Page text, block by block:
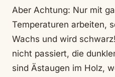
Aber Achtung: Nur mit
Temperaturen arbeiten,
Wachs und wird
nicht passiert, die
sind Ästaugen im Holz,